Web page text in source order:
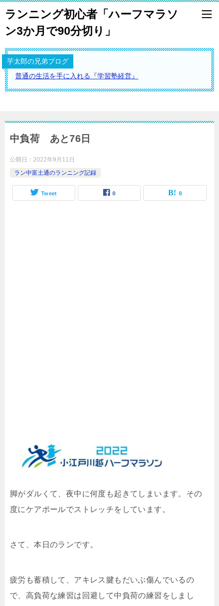
ランニング初心者「ハーフマラソ
ン3か月で90分切り」
芋太郎の兄弟ブログ
普通の生活を手に入れる『学習塾経営』
中負荷 あと76日
公開日： 2022年9月11日
ラン中富土通のランニング記録
Tweet 0 0
脚がダルくて、夜中に何度も起きてしまいます。その
度にケアポールでストレッチをしています。
さて、本日のランです。
疲労も蓄積して、アキレス腱もだいぶ傷んでいるの
で、高負荷な練習は回避して中負荷の練習をしまし